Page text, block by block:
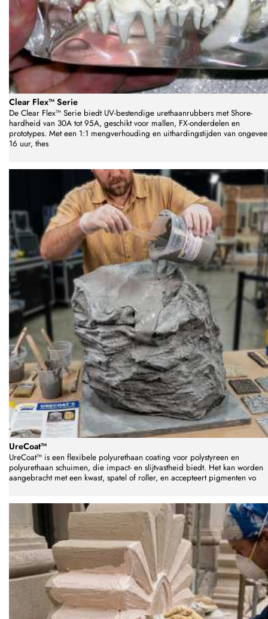
Clear Flex™ Serie
De Clear Flex™ Serie biedt UV-bestendige urethaanrubbers met Shore-
hardheid van 30A tot 95A, geschikt voor mallen, FX-onderdelen en
prototypes. Met een 1:1 mengverhouding en uithardingstijden van
16 uur, thes
UreCoat™
UreCoat™ is een flexibele polyurethaan coating voor polystyreen en
polyurethaan schuimen, die impact- en slijtvastheid biedt. Het kan worden
aangebracht met een kwast, spatel of roller, en accepteert pigmenten vo